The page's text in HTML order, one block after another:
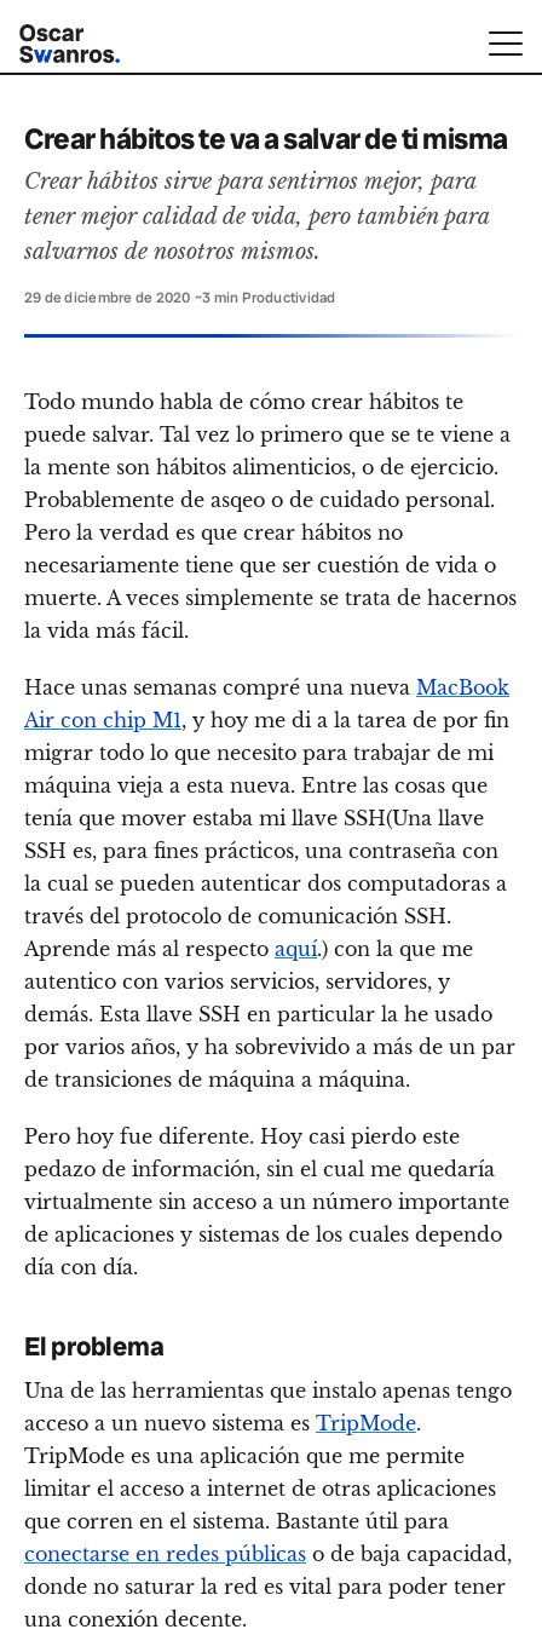
Crear hábitos te va a salvar de ti misma
Crear hábitos sirve para sentirnos mejor, para
tener mejor calidad de vida, pero también para
salvarnos de nosotros mismos.
29 de diciembre de 2020 ~3 min Productividad
Todo mundo habla de cómo crear hábitos te
puede salvar. Tal vez lo primero que se te viene a
la mente son hábitos alimenticios, o de ejercicio.
Probablemente de asqeo o de cuidado personal.
Pero la verdad es que crear hábitos no
necesariamente tiene que ser cuestión de vida o
muerte. A veces simplemente se trata de hacernos
la vida más fácil.
Hace unas semanas compré una nueva MacBook
Air con chip M1, y hoy me di a la tarea de por fin
migrar todo lo que necesito para trabajar de mi
máquina vieja a esta nueva. Entre las cosas que
tenía que mover estaba mi llave SSH(Una llave
SSH es, para fines prácticos, una contraseña con
la cual se pueden autenticar dos computadoras a
través del protocolo de comunicación SSH.
Aprende más al respecto aquí.) con la que me
autentico con varios servicios, servidores, y
demás. Esta llave SSH en particular la he usado
por varios años, y ha sobrevivido a más de un par
de transiciones de máquina a máquina.
Pero hoy fue diferente. Hoy casi pierdo este
pedazo de información, sin el cual me quedaría
virtualmente sin acceso a un número importante
de aplicaciones y sistemas de los cuales dependo
día con día.
El problema
Una de las herramientas que instalo apenas tengo
acceso a un nuevo sistema es TripMode.
TripMode es una aplicación que me permite
limitar el acceso a internet de otras aplicaciones
que corren en el sistema. Bastante útil para
conectarse en redes públicas o de baja capacidad,
donde no saturar la red es vital para poder tener
una conexión decente.